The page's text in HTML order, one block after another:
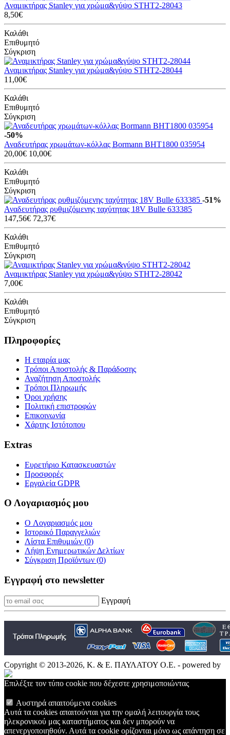
Αναμικτήρας Stanley για χρώμα&γύψο STHT2-28043
8,50€
Καλάθι
Επιθυμητό
Σύγκριση
Αναμικτήρας Stanley για χρώμα&γύψο STHT2-28044
11,00€
Καλάθι
Επιθυμητό
Σύγκριση
-50%
Αναδευτήρας χρωμάτων-κόλλας Bormann BHT1800 035954
20,00€ 10,00€
Καλάθι
Επιθυμητό
Σύγκριση
-51%
Αναδευτήρας ρυθμιζόμενης ταχύτητας 18V Bulle 633385
147,56€ 72,37€
Καλάθι
Επιθυμητό
Σύγκριση
Αναμικτήρας Stanley για χρώμα&γύψο STHT2-28042
7,00€
Καλάθι
Επιθυμητό
Σύγκριση
Πληροφορίες
Η εταιρία μας
Τρόποι Αποστολής & Παράδοσης
Αναζήτηση Αποστολής
Τρόποι Πληρωμής
Όροι χρήσης
Πολιτική επιστροφών
Επικοινωνία
Χάρτης Ιστότοπου
Extras
Ευρετήριο Κατασκευαστών
Προσφορές
Εργαλεία GDPR
Ο Λογαριασμός μου
O Λογαριασμός μου
Ιστορικό Παραγγελιών
Λίστα Επιθυμιών (0)
Λήψη Ενημερωτικών Δελτίων
Σύγκριση Προϊόντων (0)
Εγγραφή στο newsletter
Εγγραφή
Copyright © 2013-2026, Κ. & Ε. ΠΑΥΛΑΤΟΥ Ο.Ε. - powered by
Επιλέξτε τον τύπο cookie που δέχεστε χρησιμοποιώντας
Αυστηρά απαιτούμενα cookies
Αυτά τα cookies απαιτούνται για την ομαλή λειτουργία τους
ηλεκρονικού μας καταστήματος και δεν μπορούν να
απενεργοποιηθούν. Αυτά τα cookie ορίζονται μόνο ως απάντηση σε